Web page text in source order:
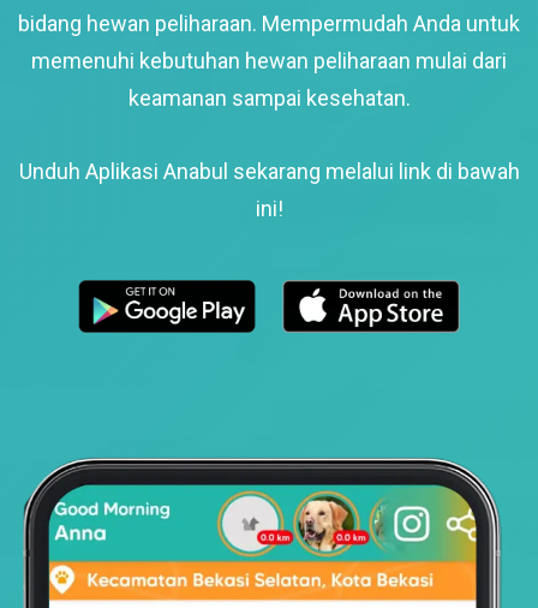
bidang hewan peliharaan. Mempermudah Anda untuk
memenuhi kebutuhan hewan peliharaan mulai dari
keamanan sampai kesehatan.
Unduh Aplikasi Anabul sekarang melalui link di bawah
ini!